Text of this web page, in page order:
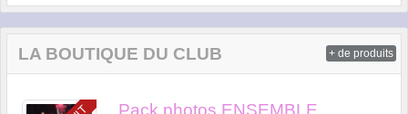
LA BOUTIQUE DU CLUB
Pack photos ENSEMBLE
+ de produits